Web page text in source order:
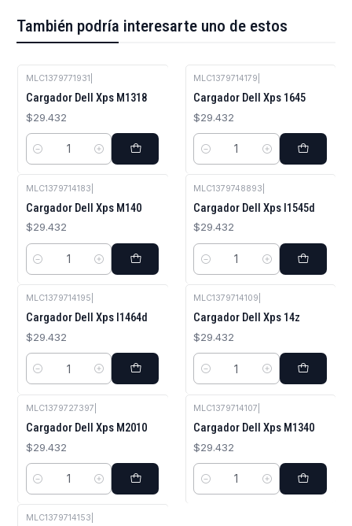
También podría interesarte uno de estos
MLC1379771931
Cargador Dell Xps M1318
$29.432
Cantidad
MLC1379714179
Cargador Dell Xps 1645
$29.432
Cantidad
MLC1379714183
Cargador Dell Xps M140
$29.432
Cantidad
MLC1379748893
Cargador Dell Xps I1545d
$29.432
Cantidad
MLC1379714195
Cargador Dell Xps I1464d
$29.432
Cantidad
MLC1379714109
Cargador Dell Xps 14z
$29.432
Cantidad
MLC1379727397
Cargador Dell Xps M2010
$29.432
Cantidad
MLC1379714107
Cargador Dell Xps M1340
$29.432
Cantidad
MLC1379714153